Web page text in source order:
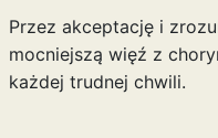
Przez akceptację i
mocniejszą więź z
każdej trudnej chwili.